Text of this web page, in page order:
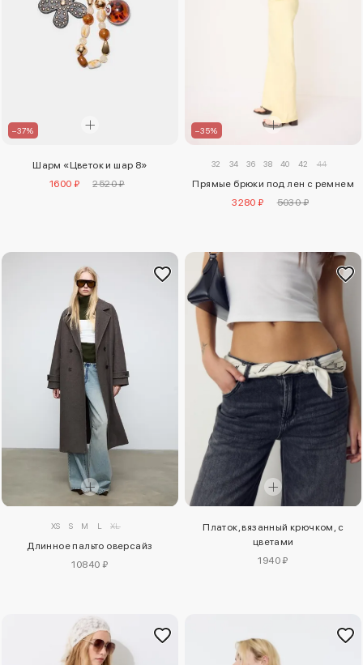
–37%
Шарм «Цветок и шар 8»
1600 ₽
2520 ₽
–35%
32 34 36 38 40 42 44
Прямые брюки под лен с ремнем
3280 ₽
5030 ₽
XS S M L XL
Длинное пальто оверсайз
10840 ₽
Платок, вязанный крючком, с
цветами
1940 ₽